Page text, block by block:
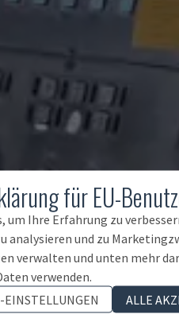
für EU-
um Ihre Erfahrung zu
analysieren und zu
verwalten und unten mehr
verwenden.
EINSTELLUNGEN
ALLE